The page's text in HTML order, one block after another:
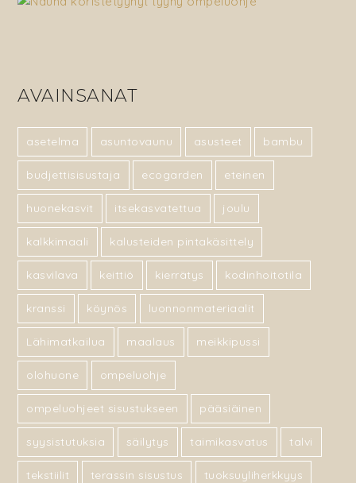
AVAINSANAT
asetelma asuntovaunu asusteet bambu
budjettisisustaja ecogarden eteinen
huonekasvit itsekasvatettua joulu
kalkkimaali kalusteiden pintakäsittely
kasvilava keittiö kierrätys kodinhoitotila
kranssi köynös luonnonmateriaalit
Lähimatkailua maalaus meikkipussi
olohuone ompeluohje
ompeluohjeet sisustukseen pääsiäinen
syysistutuksia säilytys taimikasvatus talvi
tekstiilit terassin sisustus tuoksuyliherkkyys